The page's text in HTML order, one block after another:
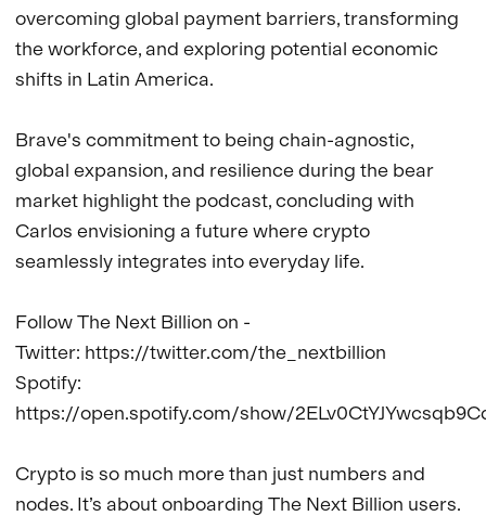
overcoming global payment barriers, transforming
the workforce, and exploring potential economic
shifts in Latin America.
Brave's commitment to being chain-agnostic,
global expansion, and resilience during the bear
market highlight the podcast, concluding with
Carlos envisioning a future where crypto
seamlessly integrates into everyday life.
Follow The Next Billion on -
Twitter: https://twitter.com/the_nextbillion
Spotify:
https://open.spotify.com/show/
Crypto is so much more than just numbers and
nodes. It’s about onboarding The Next Billion users.